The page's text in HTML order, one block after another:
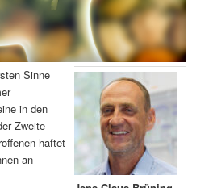
Sinne
in den
Zweite
haftet
an